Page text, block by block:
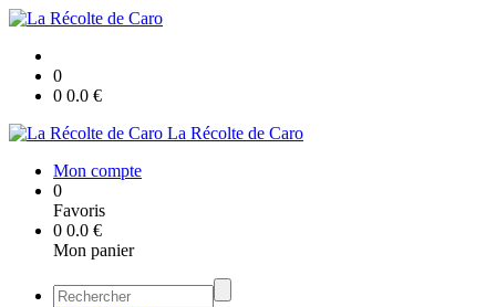
0
0 0.0 €
La Récolte de Caro
Mon compte
0
Favoris
0 0.0 €
Mon panier